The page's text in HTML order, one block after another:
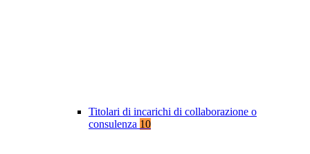
Titolari di incarichi di collaborazione o
consulenza 10